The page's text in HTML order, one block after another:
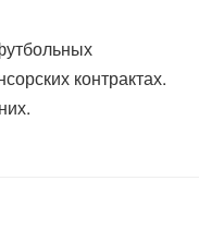
контрактах.